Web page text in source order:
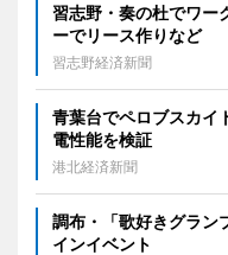
習志野・奏の杜でワ
ーでリース作りなど
習志野経済新聞
青葉台でペロブスカ
電性能を検証
港北経済新聞
調布・「歌好きグラ
インイベント